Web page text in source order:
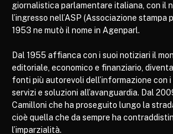
giornalistica parlamentare italiana, con il
l’ingresso nell’ASP (Associazione stampa
1953 ne mutò il nome in Agenparl.
Dal 1955 affianca con i suoi notiziari il
editoriale, economico e finanziario,
fonti più autorevoli dell’informazione con i
servizi e soluzioni all’avanguardia. Dal
Camilloni che ha proseguito lungo la
cioè quella che da sempre ha
l’imparzialità.